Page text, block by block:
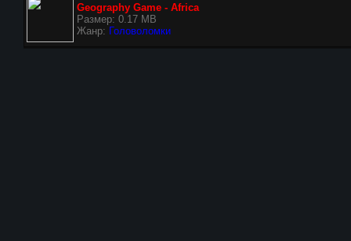
Geography Game - Africa
Размер: 0.17 MB
Жанр: Головоломки